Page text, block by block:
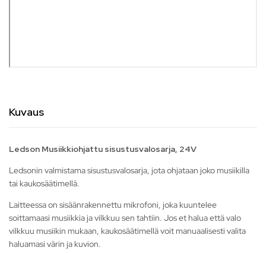
Kuvaus
Ledson Musiikkiohjattu sisustusvalosarja, 24V
Ledsonin valmistama sisustusvalosarja, jota ohjataan joko musiikilla
tai kaukosäätimellä.
Laitteessa on sisäänrakennettu mikrofoni, joka kuuntelee
soittamaasi musiikkia ja vilkkuu sen tahtiin. Jos et halua että valo
vilkkuu musiikin mukaan, kaukosäätimellä voit manuaalisesti valita
haluamasi värin ja kuvion.